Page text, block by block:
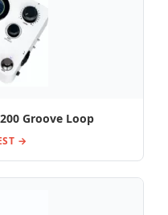
Groove Loop
→